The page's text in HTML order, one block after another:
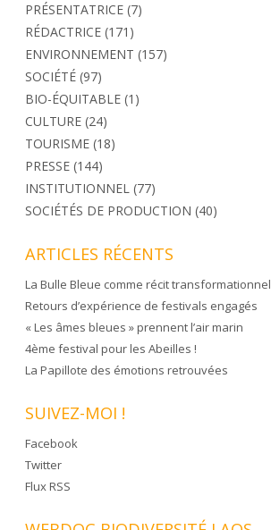
PRÉSENTATRICE (7)
RÉDACTRICE (171)
ENVIRONNEMENT (157)
SOCIÉTÉ (97)
BIO-ÉQUITABLE (1)
CULTURE (24)
TOURISME (18)
PRESSE (144)
INSTITUTIONNEL (77)
SOCIÉTÉS DE PRODUCTION (40)
ARTICLES RÉCENTS
La Bulle Bleue comme récit transformationnel
Retours d’expérience de festivals engagés
« Les âmes bleues » prennent l’air marin
4ème festival pour les Abeilles !
La Papillote des émotions retrouvées
SUIVEZ-MOI !
Facebook
Twitter
Flux RSS